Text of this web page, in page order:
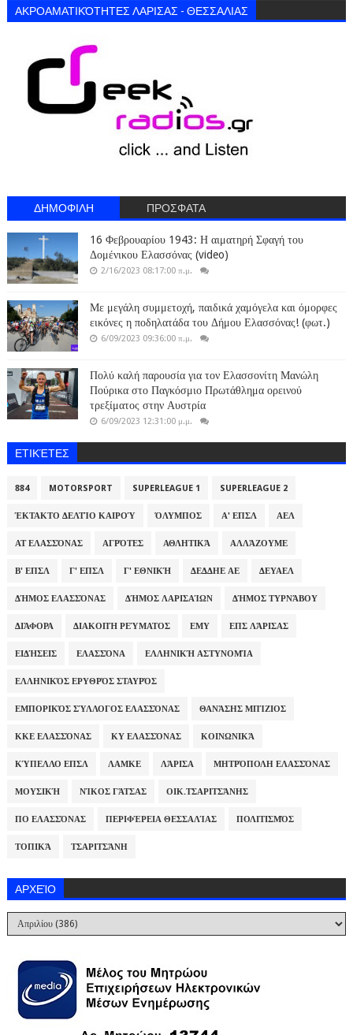
ΑΚΡΟΑΜΑΤΙΚΌΤΗΤΕΣ ΛΑΡΙΣΑΣ - ΘΕΣΣΑΛΙΑΣ
ΔΗΜΟΦΙΛΗ ΠΡΟΣΦΑΤΑ
16 Φεβρουαρίου 1943: Η αιματηρή Σφαγή του
Δομένικου Ελασσόνας (video)
2/16/2023 08:17:00 π.μ.
Με μεγάλη συμμετοχή, παιδικά χαμόγελα και όμορφες
εικόνες η ποδηλατάδα του Δήμου Ελασσόνας! (φωτ.)
6/09/2023 09:36:00 π.μ.
Πολύ καλή παρουσία για τον Ελασσονίτη Μανώλη
Πούρικα στο Παγκόσμιο Πρωτάθλημα ορεινού
τρεξίματος στην Αυστρία
6/09/2023 12:31:00 μ.μ.
ΕΤΙΚΈΤΕΣ
884 MOTORSPORT SUPERLEAGUE 1 SUPERLEAGUE 2
ΈΚΤΑΚΤΟ ΔΕΛΤΊΟ ΚΑΙΡΟΎ ΌΛΥΜΠΟΣ Α' ΕΠΣΛ ΑΕΛ
ΑΤ ΕΛΑΣΣΌΝΑΣ ΑΓΡΌΤΕΣ ΑΘΛΗΤΙΚΆ ΑΛΛΆΖΟΥΜΕ
Β' ΕΠΣΛ Γ' ΕΠΣΛ Γ' ΕΘΝΙΚΉ ΔΕΔΔΗΕ ΑΕ ΔΕΥΑΕΛ
ΔΉΜΟΣ ΕΛΑΣΣΌΝΑΣ ΔΉΜΟΣ ΛΑΡΙΣΑΊΩΝ ΔΉΜΟΣ ΤΥΡΝΆΒΟΥ
ΔΙΆΦΟΡΑ ΔΙΑΚΟΠΉ ΡΕΎΜΑΤΟΣ ΕΜΥ ΕΠΣ ΛΆΡΙΣΑΣ
ΕΙΔΉΣΕΙΣ ΕΛΑΣΣΌΝΑ ΕΛΛΗΝΙΚΉ ΑΣΤΥΝΟΜΊΑ
ΕΛΛΗΝΙΚΌΣ ΕΡΥΘΡΌΣ ΣΤΑΥΡΌΣ
ΕΜΠΟΡΙΚΌΣ ΣΎΛΛΟΓΟΣ ΕΛΑΣΣΌΝΑΣ ΘΑΝΆΣΗΣ ΜΠΊΖΙΟΣ
ΚΚΕ ΕΛΑΣΣΌΝΑΣ ΚΥ ΕΛΑΣΣΌΝΑΣ ΚΟΙΝΩΝΙΚΆ
ΚΎΠΕΛΛΟ ΕΠΣΛ ΛΑΜΚΕ ΛΆΡΙΣΑ ΜΗΤΡΌΠΟΛΗ ΕΛΑΣΣΌΝΑΣ
ΜΟΥΣΙΚΉ ΝΊΚΟΣ ΓΆΤΣΑΣ ΟΙΚ.ΤΣΑΡΙΤΣΆΝΗΣ
ΠΟ ΕΛΑΣΣΌΝΑΣ ΠΕΡΙΦΈΡΕΙΑ ΘΕΣΣΑΛΊΑΣ ΠΟΛΙΤΙΣΜΌΣ
ΤΟΠΙΚΆ ΤΣΑΡΙΤΣΆΝΗ
ΑΡΧΕΊΟ